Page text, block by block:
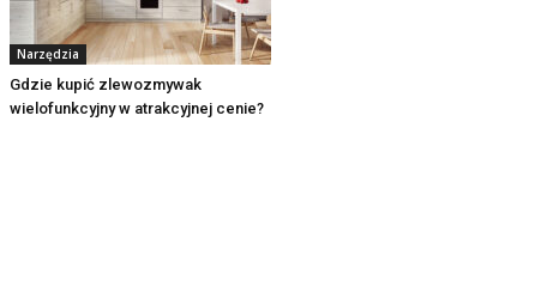
Narzędzia
Gdzie kupić zlewozmywak
wielofunkcyjny w atrakcyjnej cenie?